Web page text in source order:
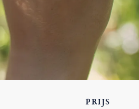
PRIJS